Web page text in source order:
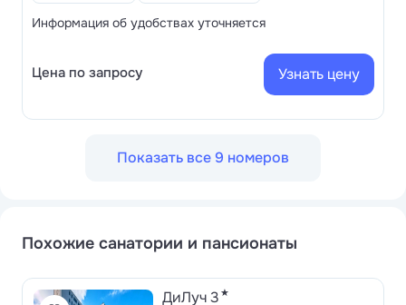
Информация об удобствах уточняется
Цена по запросу Узнать цену
Показать все 9 номеров
Похожие санатории и пансионаты
ДиЛуч 3 ★